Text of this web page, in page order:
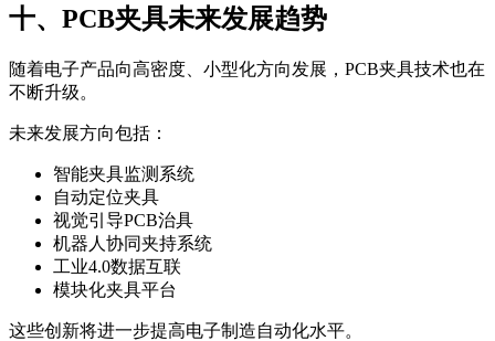
十、PCB夹具未来发展趋势
随着电子产品向高密度、小型化方向发展，PCB夹具技术也在
不断升级。
未来发展方向包括：
智能夹具监测系统
自动定位夹具
视觉引导PCB治具
机器人协同夹持系统
工业4.0数据互联
模块化夹具平台
这些创新将进一步提高电子制造自动化水平。